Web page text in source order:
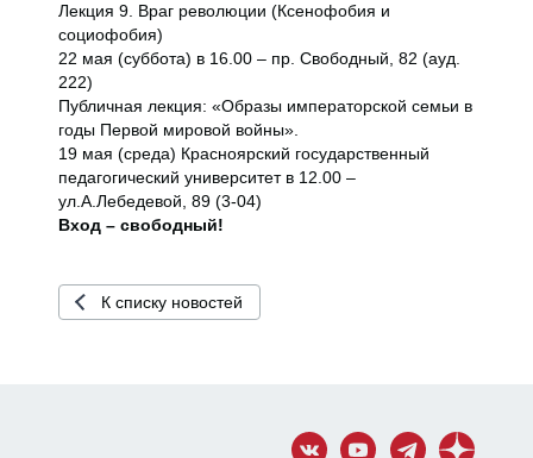
Лекция 9. Враг революции (Ксенофобия и
социофобия)
22 мая (суббота) в 16.00 – пр. Свободный, 82 (ауд.
222)
Публичная лекция: «Образы императорской семьи в
годы Первой мировой войны».
19 мая (среда) Красноярский государственный
педагогический университет в 12.00 –
ул.А.Лебедевой, 89 (3-04)
Вход – свободный!
К списку новостей